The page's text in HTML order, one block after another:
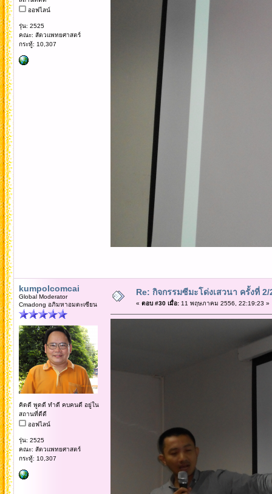
ออฟไลน์
รุ่น: 2525
คณะ: สัตวแพทยศาสตร์
กระทู้: 10,307
kumpolcomcai
Global Moderator
Cmadong อภิมหาอมตะเซียน
คิดดี พูดดี ทำดี คบคนดี อยู่ใน
สถานที่ดีดี
ออฟไลน์
รุ่น: 2525
คณะ: สัตวแพทยศาสตร์
กระทู้: 10,307
Re: กิจกรรมซีมะโด่งเสวนา ครั้งที่
« ตอบ #30 เมื่อ:11 พฤษภาคม 2556, 22:19:23 »